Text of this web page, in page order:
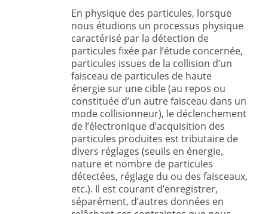
En physique des particules, lorsque
nous étudions un processus physique
caractérisé par la détection de
particules fixée par l’étude concernée,
particules issues de la collision d’un
faisceau de particules de haute
énergie sur une cible (au repos ou
constituée d’un autre faisceau dans un
mode collisionneur), le déclenchement
de l’électronique d’acquisition des
particules produites est tributaire de
divers réglages (seuils en énergie,
nature et nombre de particules
détectées, réglage du ou des faisceaux,
etc.). Il est courant d’enregistrer,
séparément, d’autres données en